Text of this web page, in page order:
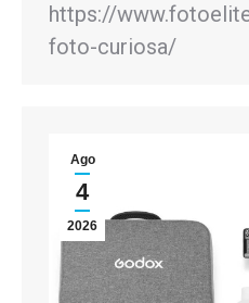
https://
foto-curiosa/
Ago
4
2026